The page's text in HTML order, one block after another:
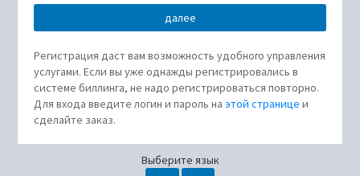
Регистрация даст вам возможность удобного управления
услугами. Если вы уже однажды регистрировались в
системе биллинга, не надо регистрироваться повторно.
Для входа введите логин и пароль на этой странице и
сделайте заказ.
Выберите язык